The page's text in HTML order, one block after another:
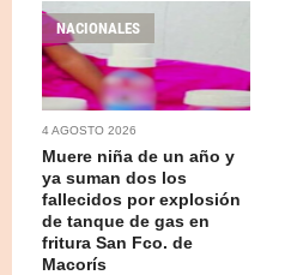
NACIONALES
4 AGOSTO 2026
Muere niña de un año y
ya suman dos los
fallecidos por explosión
de tanque de gas en
fritura San Fco. de
Macorís